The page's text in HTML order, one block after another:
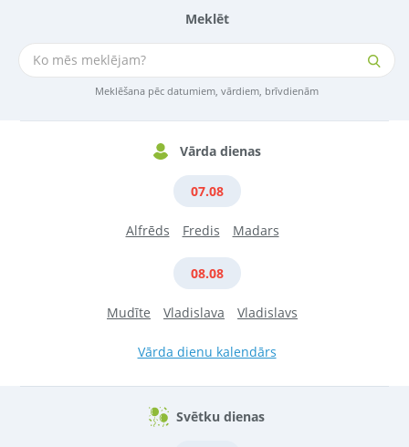
Meklēt
Meklēšana pēc datumiem, vārdiem, brīvdienām
Vārda dienas
07.08
Alfrēds Fredis Madars
08.08
Mudīte Vladislava Vladislavs
Vārda dienu kalendārs
Svētku dienas